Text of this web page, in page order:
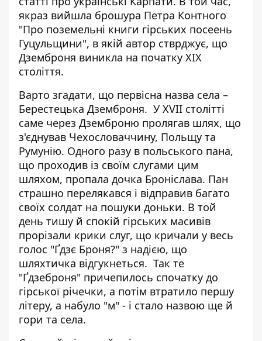
якраз вийшла брошура Петра Контного
"Про поземельні книги гірських посеень
Гуцульщини", в якій автор стврджує, що
Дземброня виникла на початку ХІХ
століття.
Варто згадати, що первісна назва села –
Берестецька Дземброня. У XVII столітті
саме через Дземброню пролягав шлях, що
з'єднував Чехословаччину, Польщу та
Румунію. Одного разу в польського пана,
що проходив із своїм слугами цим
шляхом, пропала дочка Броніслава. Пан
страшно перелякався і відправив багато
своїх солдат на пошуки доньки. В той
день тишу й спокій гірських масивів
прорізали крики слуг, що кричали у весь
голос "Ґдзє Броня?" з надією, що
шляхтичка відгукнеться. Так те
"Ґдзеброня" причепилось спочатку до
гірської річечки, а потім втратило першу
літеру, а набуло "м" - і стало назвою ще й
гори та села.